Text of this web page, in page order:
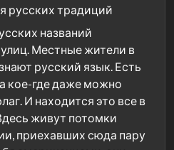
русских традиций
названий
Местные жители в
русский язык. Есть
кое-где даже можно
И находится это все в
живут потомки
приехавших сюда пару